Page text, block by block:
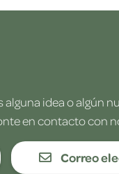
alguna idea o algún
en contacto con
Correo